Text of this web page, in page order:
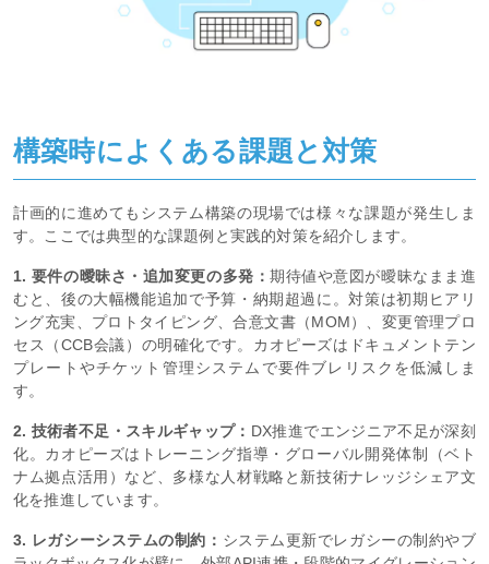
構築時によくある課題と対策
計画的に進めてもシステム構築の現場では様々な課題が発生しま
す。ここでは典型的な課題例と実践的対策を紹介します。
1. 要件の曖昧さ・追加変更の多発：期待値や意図が曖昧なまま進
むと、後の大幅機能追加で予算・納期超過に。対策は初期ヒアリ
ング充実、プロトタイピング、合意文書（MOM）、変更管理プロ
セス（CCB会議）の明確化です。カオピーズはドキュメントテン
プレートやチケット管理システムで要件ブレリスクを低減しま
す。
2. 技術者不足・スキルギャップ： DX推進でエンジニア不足が深刻
化。カオピーズはトレーニング指導・グローバル開発体制（ベト
ナム拠点活用）など、多様な人材戦略と新技術ナレッジシェア文
化を推進しています。
3. レガシーシステムの制約： システム更新でレガシーの制約やブ